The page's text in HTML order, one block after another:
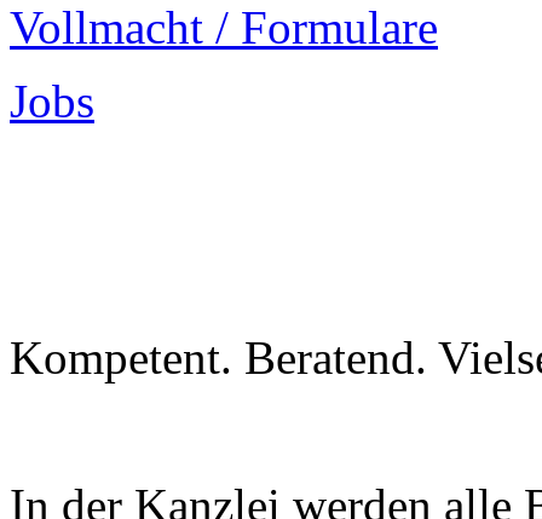
Vollmacht / Formulare
Jobs
Kompetent. Beratend.
In der Kanzlei werden alle